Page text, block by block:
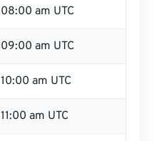
08:00 am UTC
09:00 am UTC
10:00 am UTC
11:00 am UTC